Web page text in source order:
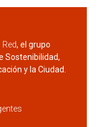
, el grupo
Sostenibilidad,
y la Ciudad.